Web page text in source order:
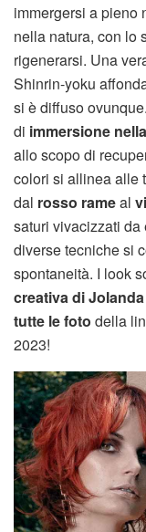
immergersi a pieno
nella natura, con lo
rigenerarsi. Una
Shinrin-yoku
si è diffuso
di immersione
allo scopo di
colori si allinea alle
dal rosso rameal
saturi vivacizzati da
diverse tecniche si
spontaneità. I look
creativa di
tutte le foto della
2023!